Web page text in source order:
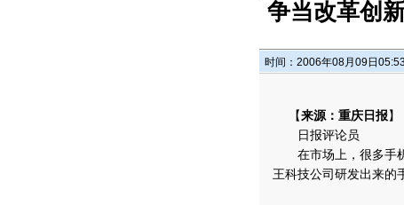
争当改革创
时间：2006年08月09日
【来源：重庆日报】
日报评论员
在市场上，很多手机
王科技公司研发出来的